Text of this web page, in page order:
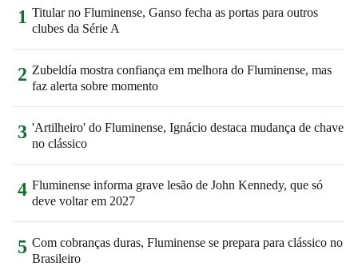
1 Titular no Fluminense, Ganso fecha as portas para outros
clubes da Série A
2 Zubeldía mostra confiança em melhora do Fluminense, mas
faz alerta sobre momento
3 'Artilheiro' do Fluminense, Ignácio destaca mudança de chave
no clássico
4 Fluminense informa grave lesão de John Kennedy, que só
deve voltar em 2027
5 Com cobranças duras, Fluminense se prepara para clássico no
Brasileiro